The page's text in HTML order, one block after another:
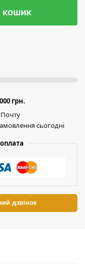
кошик
грн.
сьогодні
дзвінок